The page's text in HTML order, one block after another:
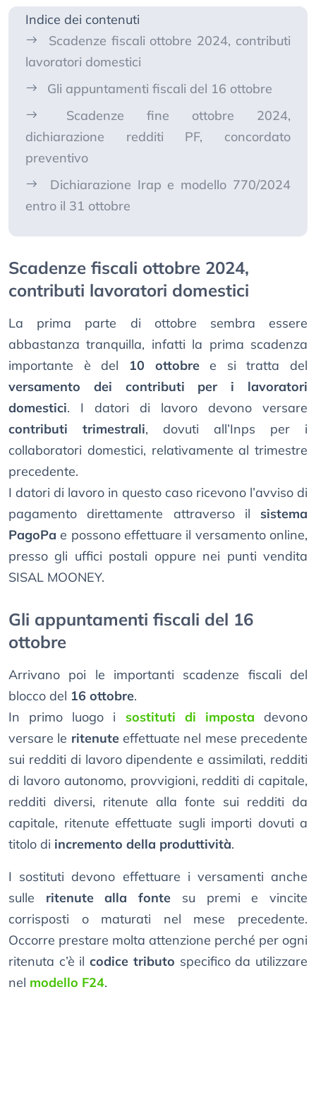
Indice dei contenuti
Scadenze fiscali ottobre 2024, contributi
lavoratori domestici
Gli appuntamenti fiscali del 16 ottobre
Scadenze fine ottobre 2024,
dichiarazione redditi PF, concordato
preventivo
Dichiarazione Irap e modello 770/2024
entro il 31 ottobre
Scadenze fiscali ottobre 2024,
contributi lavoratori domestici
La prima parte di ottobre sembra essere
abbastanza tranquilla, infatti la prima scadenza
importante è del 10 ottobree si tratta del
versamento dei contributi per i lavoratori
domestici. I datori di lavoro devono versare
contributi trimestrali, dovuti all’Inps per i
collaboratori domestici, relativamente al trimestre
precedente.
I datori di lavoro in questo caso ricevono l’avviso di
pagamento direttamente attraverso il sistema
PagoPa e possono effettuare il versamento online,
presso gli uffici postali oppure nei punti vendita
SISAL MOONEY.
Gli appuntamenti fiscali del 16
ottobre
Arrivano poi le importanti scadenze fiscali del
blocco del 16 ottobre.
In primo luogo i sostituti di imposta devono
versare le ritenuteeffettuate nel mese precedente
sui redditi di lavoro dipendente e assimilati, redditi
di lavoro autonomo, provvigioni, redditi di capitale,
redditi diversi, ritenute alla fonte sui redditi da
capitale, ritenute effettuate sugli importi dovuti a
titolo di incremento della produttività.
I sostituti devono effettuare i versamenti anche
sulle ritenute alla fonte su premi e vincite
corrisposti o maturati nel mese precedente.
Occorre prestare molta attenzione perché per ogni
ritenuta c’è ilcodice tributo specifico da utilizzare
nel modello F24.